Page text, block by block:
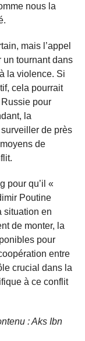
nous la
mais l’appel
un tournant dans
la violence. Si
cela pourrait
pour
la
de près
de
pour qu’il «
Poutine
situation en
de monter, la
pour
entre
crucial dans la
à ce conflit
: Aks Ibn